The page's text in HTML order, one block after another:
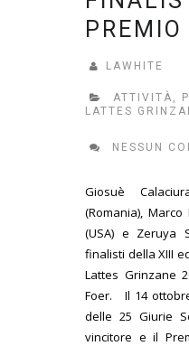
LAWHITE
ATTIVITÀ ,
LATTES
NESSUN
Giosuè
(Romania),
(USA) e Zeruya
finalisti della XIII
Lattes Grinzane
Foer. Il 14
delle 25 Giurie
vincitore e il